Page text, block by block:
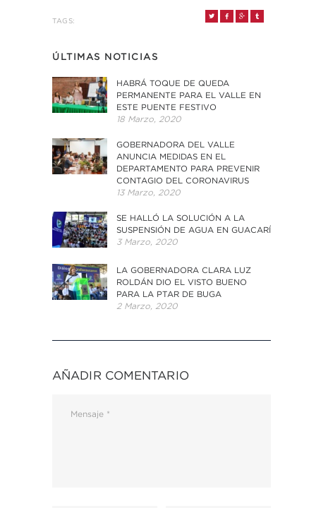
TAGS:
ÚLTIMAS NOTICIAS
HABRÁ TOQUE DE QUEDA
PERMANENTE PARA EL VALLE EN
ESTE PUENTE FESTIVO
18 Marzo, 2020
GOBERNADORA DEL VALLE
ANUNCIA MEDIDAS EN EL
DEPARTAMENTO PARA PREVENIR
CONTAGIO DEL CORONAVIRUS
13 Marzo, 2020
SE HALLÓ LA SOLUCIÓN A LA
SUSPENSIÓN DE AGUA EN GUACARÍ
3 Marzo, 2020
LA GOBERNADORA CLARA LUZ
ROLDÁN DIO EL VISTO BUENO
PARA LA PTAR DE BUGA
2 Marzo, 2020
AÑADIR COMENTARIO